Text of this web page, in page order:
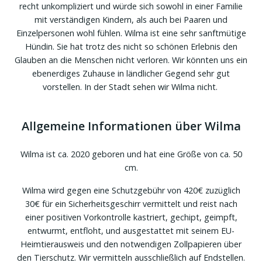
recht unkompliziert und würde sich sowohl in einer Familie
mit verständigen Kindern, als auch bei Paaren und
Einzelpersonen wohl fühlen. Wilma ist eine sehr sanftmütige
Hündin. Sie hat trotz des nicht so schönen Erlebnis den
Glauben an die Menschen nicht verloren. Wir könnten uns ein
ebenerdiges Zuhause in ländlicher Gegend sehr gut
vorstellen. In der Stadt sehen wir Wilma nicht.
Allgemeine Informationen über Wilma
Wilma ist ca. 2020 geboren und hat eine Größe von ca. 50
cm.
Wilma wird gegen eine Schutzgebühr von 420€ zuzüglich
30€ für ein Sicherheitsgeschirr vermittelt und reist nach
einer positiven Vorkontrolle kastriert, gechipt, geimpft,
entwurmt, entfloht, und ausgestattet mit seinem EU-
Heimtierausweis und den notwendigen Zollpapieren über
den Tierschutz. Wir vermitteln ausschließlich auf Endstellen.